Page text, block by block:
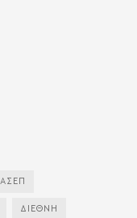
ΑΣΕΠ
ΔΙΕΘΝΗ